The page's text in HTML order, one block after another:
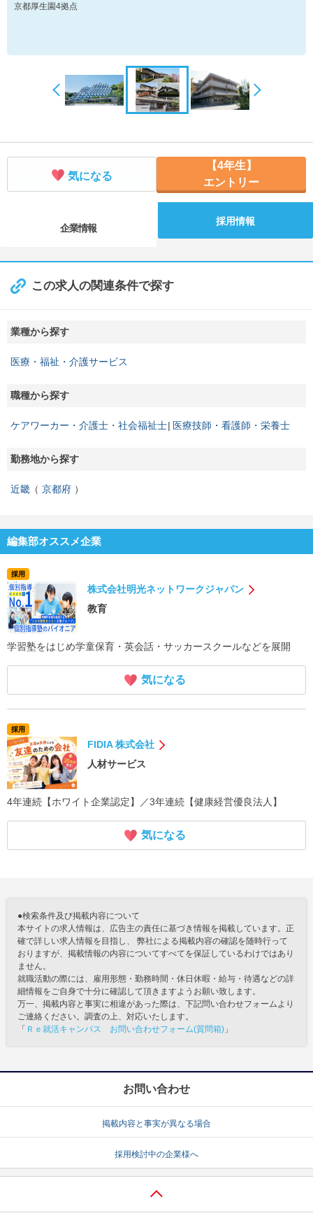
京都厚生園4拠点
気になる
【4年生】
エントリー
企業情報
採用情報
この求人の関連条件で探す
業種から探す
医療・福祉・介護サービス
職種から探す
ケアワーカー・介護士・社会福祉士 医療技師・看護師・栄養士
勤務地から探す
近畿 京都府
編集部オススメ企業
採用
株式会社明光ネットワークジャパン
教育
学習塾をはじめ学童保育・英会話・サッカースクールなどを展開
気になる
採用
FIDIA 株式会社
人材サービス
4年連続【ホワイト企業認定】／3年連続【健康経営優良法人】
気になる
●検索条件及び掲載内容について
本サイトの求人情報は、広告主の責任に基づき情報を掲載しています。正
確で詳しい求人情報を目指し、 弊社による掲載内容の確認を随時行って
おりますが、掲載情報の内容についてすべてを保証しているわけではあり
ません。
就職活動の際には、雇用形態・勤務時間・休日休暇・給与・待遇などの詳
細情報をご自身で十分に確認して頂きますようお願い致します。
万一、掲載内容と事実に相違があった際は、下記問い合わせフォームより
ご連絡ください。調査の上、対応いたします。
「 Ｒｅ就活キャンパス お問い合わせフォーム(質問箱) 」
お問い合わせ
掲載内容と事実が異なる場合
採用検討中の企業様へ